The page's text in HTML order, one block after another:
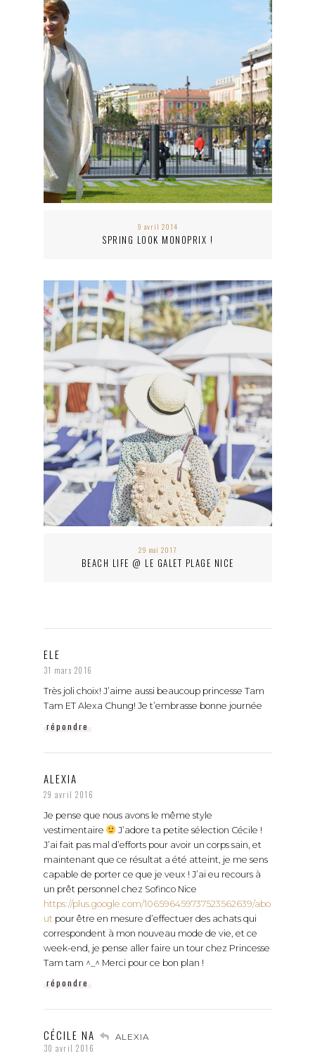
9 avril 2014
SPRING LOOK MONOPRIX !
29 mai 2017
BEACH LIFE @ LE GALET PLAGE NICE
ELE
31 mars 2016
Très joli choix! J’aime aussi beaucoup princesse Tam
Tam ET Alexa Chung! Je t’embrasse bonne journée
répondre
ALEXIA
29 avril 2016
Je pense que nous avons le même style
vestimentaire
J’adore ta petite sélection Cécile !
J’ai fait pas mal d’efforts pour avoir un corps sain, et
maintenant que ce résultat a été atteint, je me sens
capable de porter ce que je veux ! J’ai eu recours à
un prêt personnel chez Sofinco Nice
https://plus.google.com/106596459737523562639/abo
ut pour être en mesure d’effectuer des achats qui
correspondent à mon nouveau mode de vie, et ce
week-end, je pense aller faire un tour chez Princesse
Tam tam ^_^ Merci pour ce bon plan !
répondre
CÉCILE NA ALEXIA
30 avril 2016